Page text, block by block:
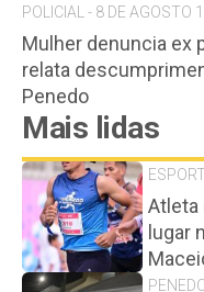
POLICIAL - 8 DE AGOSTO
Mulher denuncia ex
relata
Penedo
Mais lidas
Atleta
lugar